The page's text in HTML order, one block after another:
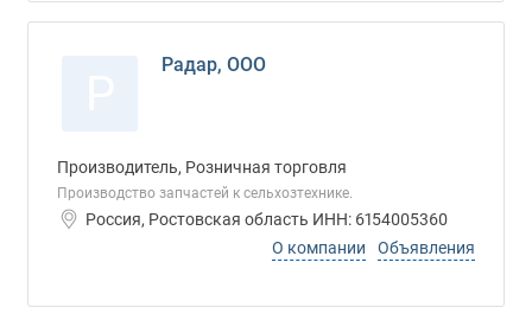
Радар, ООО
Производитель, Розничная торговля
Производство запчастей к сельхозтехнике.
Россия, Ростовская область ИНН: 6154005360
О компании
Объявления